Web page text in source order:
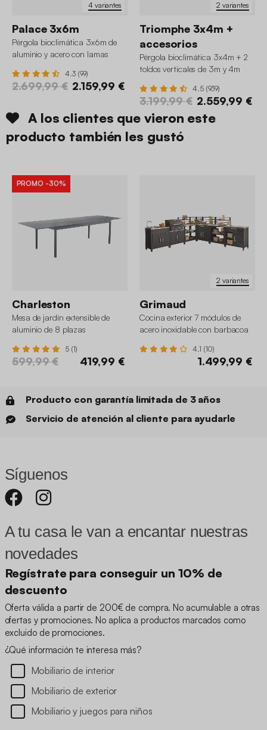
4 variantes
Palace 3x6m
Pérgola bioclimática 3x6m de
aluminio y acero con lamas
4.3 (99)
2.699,99 € 2.159,99 €
2 variantes
Triomphe 3x4m +
accesorios
Pérgola bioclimática 3x4m + 2
toldos verticales de 3m y 4m
4.5 (939)
3.199,99 € 2.559,99 €
A los clientes que vieron este
producto también les gustó
PROMO -30%
Charleston
Mesa de jardín extensible de
aluminio de 8 plazas
5 (1)
599,99 € 419,99 €
2 variantes
Grimaud
Cocina exterior 7 módulos de
acero inoxidable con barbacoa
4.1 (10)
1.499,99 €
Producto con garantía limitada de 3 años
Servicio de atención al cliente para ayudarle
Síguenos
A tu casa le van a encantar nuestras
novedades
Regístrate para conseguir un 10% de
descuento
Oferta válida a partir de 200€ de compra. No acumulable a otras
ofertas y promociones. No aplica a productos marcados como
excluido de promociones.
¿Qué información te interesa más?
Mobiliario de interior
Mobiliario de exterior
Mobiliario y juegos para niños